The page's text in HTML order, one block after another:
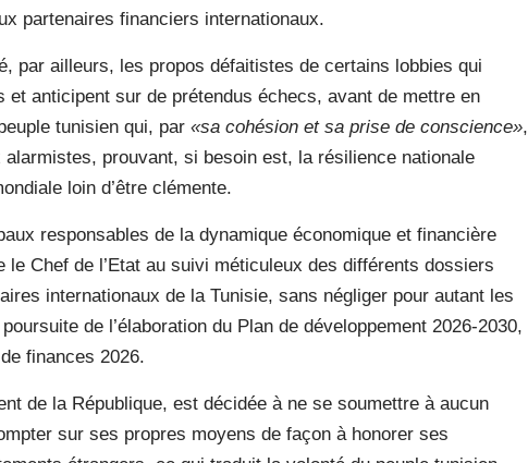
partenaires financiers internationaux.
par ailleurs, les propos défaitistes de certains lobbies qui
anticipent sur de prétendus échecs, avant de mettre en
tunisien qui, par «sa cohésion et sa prise de conscience»,
prouvant, si besoin est, la résilience nationale
loin d’être clémente.
responsables de la dynamique économique et financière
le Chef de l’Etat au suivi méticuleux des différents dossiers
internationaux de la Tunisie, sans négliger pour autant les
de l’élaboration du Plan de développement 2026-2030,
finances 2026.
de la République, est décidée à ne se soumettre à aucun
sur ses propres moyens de façon à honorer ses